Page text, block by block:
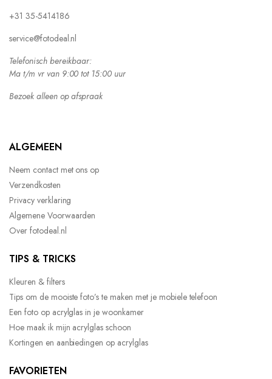
+31 35-5414186
service@fotodeal.nl
Telefonisch bereikbaar:
Ma t/m vr van 9:00 tot 15:00 uur
Bezoek alleen op afspraak
ALGEMEEN
Neem contact met ons op
Verzendkosten
Privacy verklaring
Algemene Voorwaarden
Over fotodeal.nl
TIPS & TRICKS
Kleuren & filters
Tips om de mooiste foto’s te maken met je mobiele telefoon
Een foto op acrylglas in je woonkamer
Hoe maak ik mijn acrylglas schoon
Kortingen en aanbiedingen op acrylglas
FAVORIETEN